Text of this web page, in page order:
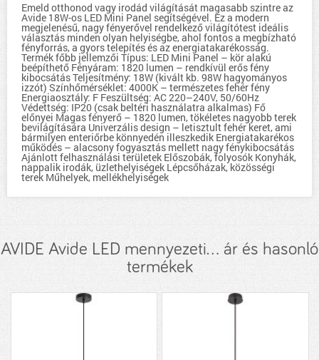
Emeld otthonod vagy irodád világítását magasabb szintre az
Avide 18W-os LED Mini Panel segítségével. Ez a modern
megjelenésű, nagy fényerővel rendelkező világítótest ideális
választás minden olyan helyiségbe, ahol fontos a megbízható
fényforrás, a gyors telepítés és az energiatakarékosság.
Termék főbb jellemzői Típus: LED Mini Panel – kör alakú
beépíthető Fényáram: 1820 lumen – rendkívül erős fény
kibocsátás Teljesítmény: 18W (kivált kb. 98W hagyományos
izzót) Színhőmérséklet: 4000K – természetes fehér fény
Energiaosztály: F Feszültség: AC 220–240V, 50/60Hz
Védettség: IP20 (csak beltéri használatra alkalmas) Fő
előnyei Magas fényerő – 1820 lumen, tökéletes nagyobb terek
bevilágítására Univerzális design – letisztult fehér keret, ami
bármilyen enteriőrbe könnyedén illeszkedik Energiatakarékos
működés – alacsony fogyasztás mellett nagy fénykibocsátás
Ajánlott felhasználási területek Előszobák, folyosók Konyhák,
nappalik irodák, üzlethelyiségek Lépcsőházak, közösségi
terek Műhelyek, mellékhelyiségek
AVIDE Avide LED mennyezeti... ár és hasonló
termékek